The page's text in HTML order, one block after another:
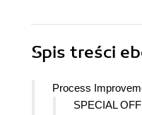
Spis treści
Process
SPECIAL